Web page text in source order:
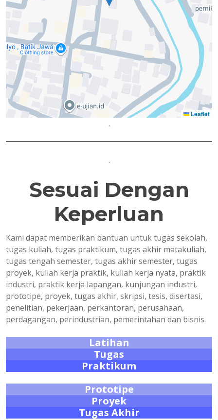
Leaflet
.
.
Sesuai Dengan
Keperluan
Kami dapat memberikan bantuan untuk tugas sekolah,
tugas kuliah, tugas praktikum, tugas akhir matakuliah,
tugas tengah semester, tugas akhir semester, tugas
proyek, kuliah kerja praktik, kuliah kerja nyata, praktik
industri, praktik kerja lapangan, kunjungan industri,
prototipe, proyek, tugas akhir, skripsi, tesis, disertasi,
penelitian, pekerjaan, perkantoran, perusahaan,
perdagangan, perindustrian, pemerintahan dan bisnis.
Latihan
Tugas
Praktikum
Prototipe
Proyek
Tugas Akhir